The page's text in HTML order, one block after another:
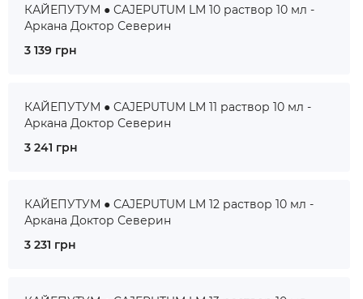
КАЙЕПУТУМ ● CAJEPUTUM LM 10 раствор 10 мл -
Аркана Доктор Северин
3 139 грн
КАЙЕПУТУМ ● CAJEPUTUM LM 11 раствор 10 мл -
Аркана Доктор Северин
3 241 грн
КАЙЕПУТУМ ● CAJEPUTUM LM 12 раствор 10 мл -
Аркана Доктор Северин
3 231 грн